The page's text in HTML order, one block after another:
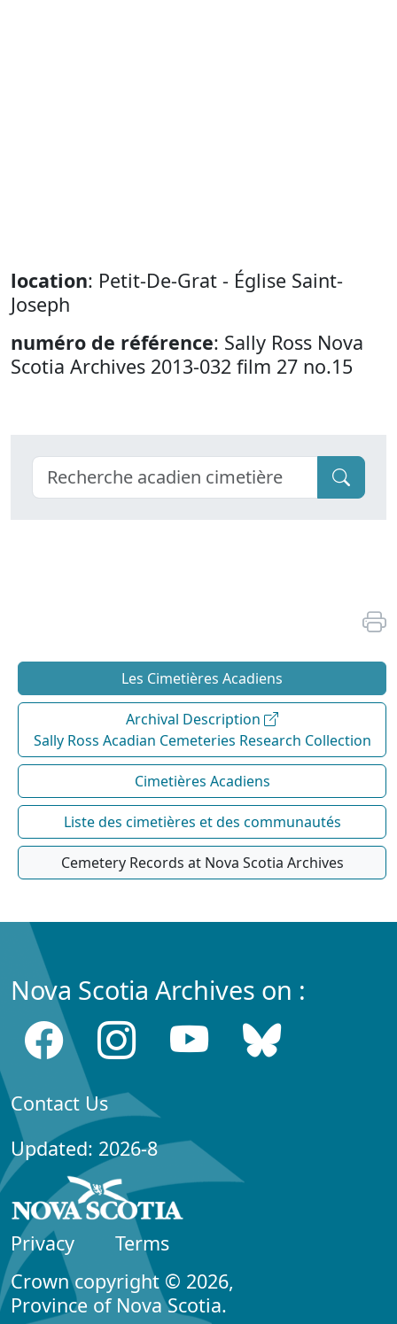
location: Petit-De-Grat - Église Saint-
Joseph
numéro de référence: Sally Ross Nova
Scotia Archives 2013-032 film 27 no.15
Les Cimetières Acadiens
Archival Description
Sally Ross Acadian Cemeteries Research Collection
Cimetières Acadiens
Liste des cimetières et des communautés
Cemetery Records at Nova Scotia Archives
Nova Scotia Archives on :
Contact Us
Updated: 2026-8
Privacy
Terms
Crown copyright © 2026,
Province of Nova Scotia.